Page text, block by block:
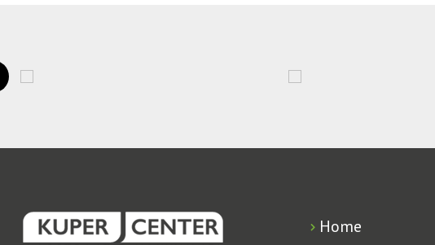
Home